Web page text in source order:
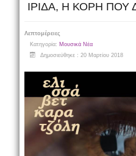
ΙΡΙΔΑ, Η ΚΟΡΗ ΠΟΥ
Λεπτομέρειες
Κατηγορία: Μουσικά Νέα
Δημοσιεύθηκε : 20 Μαρτίου 2018